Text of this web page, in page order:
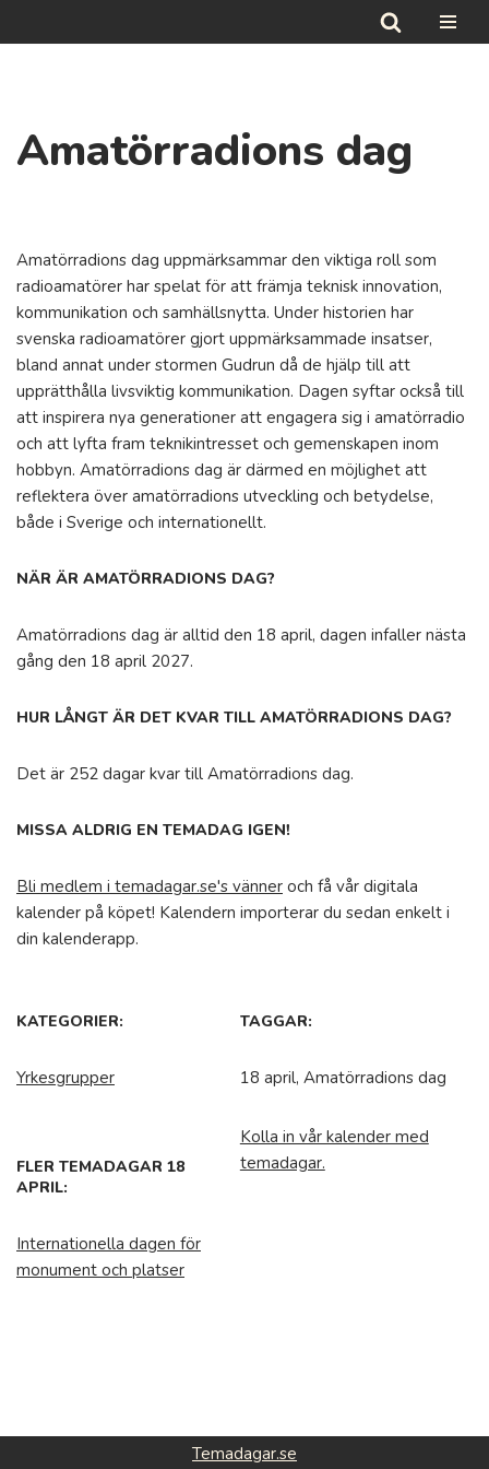
Amatörradions dag
Amatörradions dag uppmärksammar den viktiga roll som
radioamatörer har spelat för att främja teknisk innovation,
kommunikation och samhällsnytta. Under historien har
svenska radioamatörer gjort uppmärksammade insatser,
bland annat under stormen Gudrun då de hjälp till att
upprätthålla livsviktig kommunikation. Dagen syftar också till
att inspirera nya generationer att engagera sig i amatörradio
och att lyfta fram teknikintresset och gemenskapen inom
hobbyn. Amatörradions dag är därmed en möjlighet att
reflektera över amatörradions utveckling och betydelse,
både i Sverige och internationellt.
NÄR ÄR AMATÖRRADIONS DAG?
Amatörradions dag är alltid den 18 april, dagen infaller nästa
gång den 18 april 2027.
HUR LÅNGT ÄR DET KVAR TILL AMATÖRRADIONS DAG?
Det är 252 dagar kvar till Amatörradions dag.
MISSA ALDRIG EN TEMADAG IGEN!
Bli medlem i temadagar.se's vänner och få vår digitala
kalender på köpet! Kalendern importerar du sedan enkelt i
din kalenderapp.
KATEGORIER:
Yrkesgrupper
TAGGAR:
18 april, Amatörradions dag
FLER TEMADAGAR 18
APRIL:
Internationella dagen för
monument och platser
Kolla in vår kalender med
temadagar.
Temadagar.se